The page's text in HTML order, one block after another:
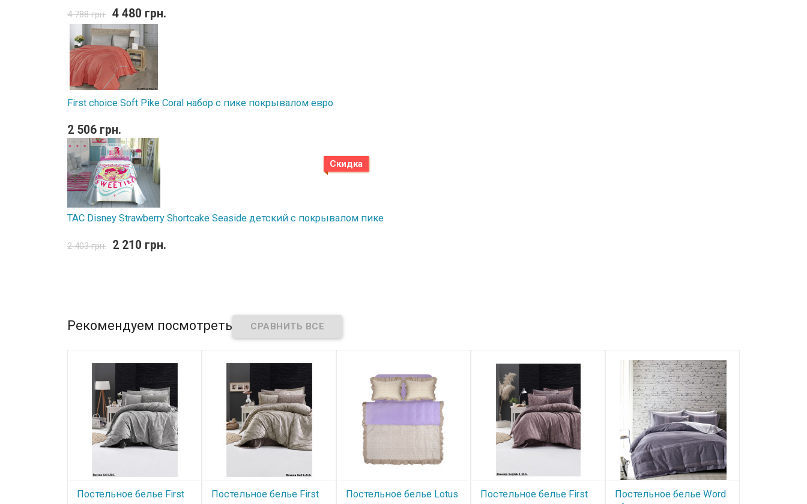
4 788 грн. 4 480 грн.
First choice Soft Pike Coral набор с пике покрывалом евро
2 506 грн.
Скидка
TAC Disney Strawberry Shortcake Seaside детский с покрывалом пике
2 403 грн. 2 210 грн.
Рекомендуем посмотреть
Постельное белье First
Постельное белье First
Постельное белье Lotus
Постельное белье First
Постельное белье Word